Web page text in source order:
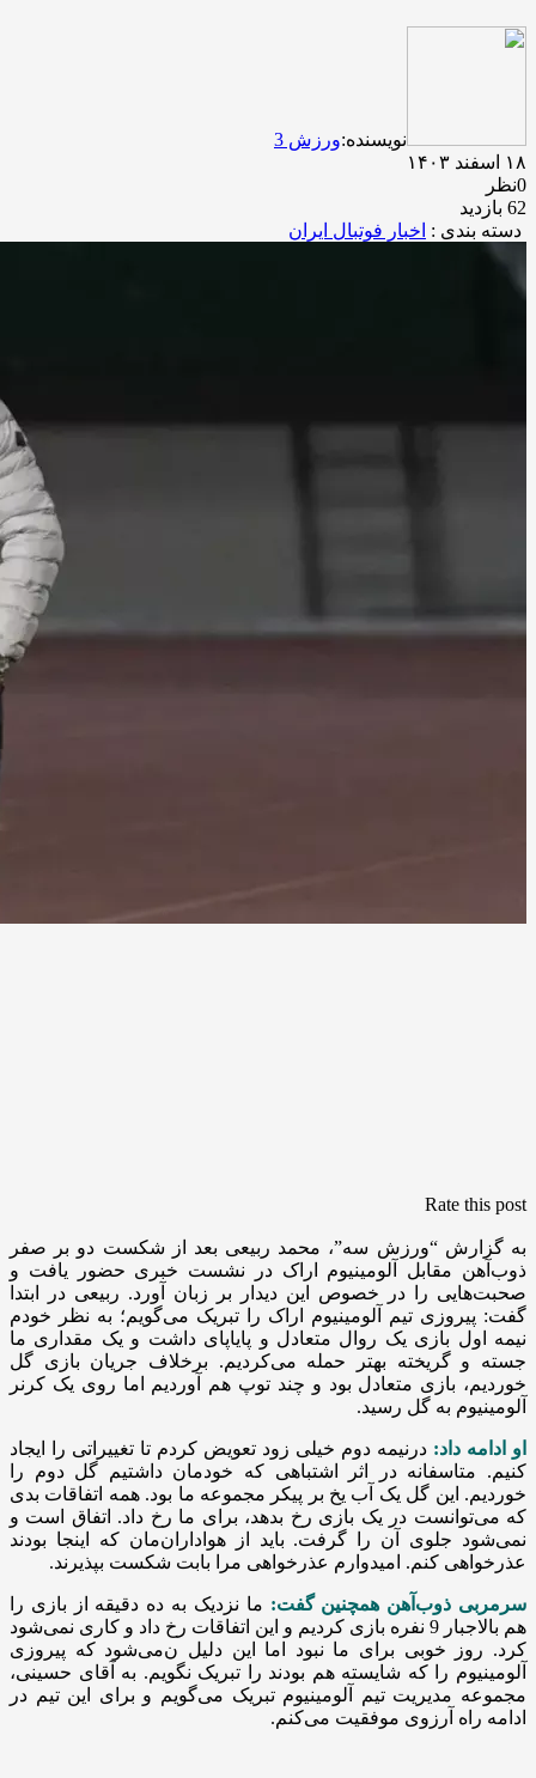
نویسنده:ورزش 3
۱۸ اسفند ۱۴۰۳
0نظر
62 بازدید
دسته بندی : اخبار فوتبال ایران
Rate this post
به گزارش “ورزش سه”، محمد ربیعی بعد از شکست دو بر صفر
ذوب‌آهن مقابل آلومینیوم اراک در نشست خبری حضور یافت و
صحبت‌هایی را در خصوص این دیدار بر زبان آورد. ربیعی در ابتدا
گفت: پیروزی تیم آلومینیوم اراک را تبریک می‌گویم؛ به نظر خودم
نیمه اول بازی یک روال متعادل و پایاپای داشت و یک مقداری ما
جسته و گریخته بهتر حمله ‌می‌کردیم. برخلاف جریان بازی گل
خوردیم، بازی متعادل بود و چند توپ هم آوردیم اما روی یک کرنر
آلومینیوم به گل رسید.
او ادامه داد: درنیمه دوم خیلی زود تعویض کردم تا تغییراتی را ایجاد
کنیم. متاسفانه در اثر اشتباهی که خودمان داشتیم گل دوم را
خوردیم. این گل یک آب یخ بر پیکر مجموعه ما بود. همه اتفاقات بدی
که ‌می‌توانست در یک بازی رخ بدهد، برای ما رخ داد. اتفاق است و
نمی‌شود جلوی آن را گرفت. باید از هواداران‌مان که اینجا بودند
عذرخواهی کنم. امیدوارم عذرخواهی مرا بابت شکست بپذیرند.
سرمربی ذوب‌آهن همچنین گفت: ما نزدیک به ده دقیقه از بازی را
هم بالاجبار 9 نفره بازی کردیم و این اتفاقات رخ داد و کاری نمی‌شود
کرد. روز خوبی برای ما نبود اما این دلیل ن‌می‌شود که پیروزی
آلومینیوم را که شایسته هم بودند را تبریک نگویم. به آقای حسینی،
مجموعه مدیریت تیم آلومینیوم تبریک ‌می‌گویم و برای این تیم در
ادامه راه آرزوی موفقیت ‌می‌کنم.